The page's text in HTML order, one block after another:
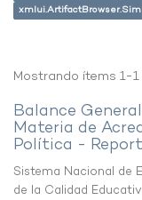
Mostrando ítems 1-1
Balance
Materia de
Política -
Sistema Nacional de
de la Calidad